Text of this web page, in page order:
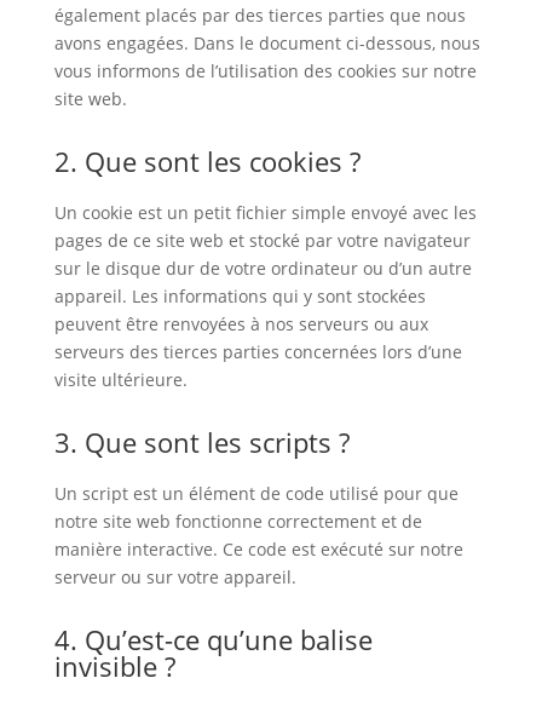
également placés par des tierces parties que nous
avons engagées. Dans le document ci-dessous, nous
vous informons de l’utilisation des cookies sur notre
site web.
2. Que sont les cookies ?
Un cookie est un petit fichier simple envoyé avec les
pages de ce site web et stocké par votre navigateur
sur le disque dur de votre ordinateur ou d’un autre
appareil. Les informations qui y sont stockées
peuvent être renvoyées à nos serveurs ou aux
serveurs des tierces parties concernées lors d’une
visite ultérieure.
3. Que sont les scripts ?
Un script est un élément de code utilisé pour que
notre site web fonctionne correctement et de
manière interactive. Ce code est exécuté sur notre
serveur ou sur votre appareil.
4. Qu’est-ce qu’une balise
invisible ?